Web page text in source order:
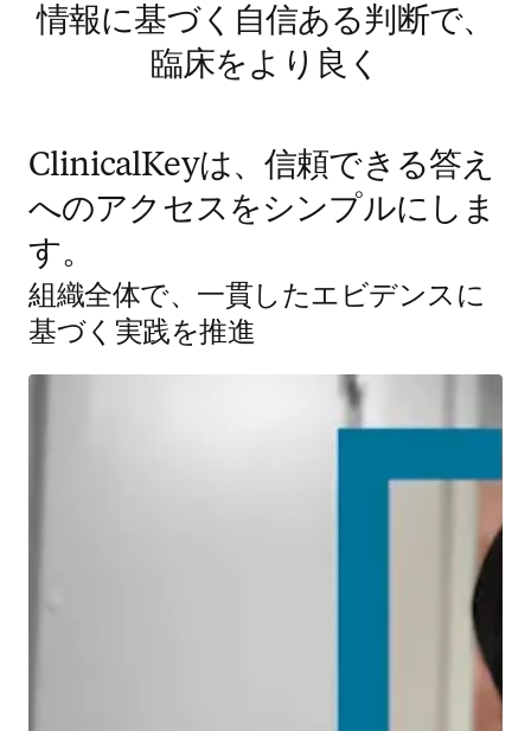
情報に基づく自信ある判断で、
臨床をより良く
ClinicalKeyは、信頼できる答え
へのアクセスをシンプルにしま
す。
組織全体で、一貫したエビデンスに
基づく実践を推進